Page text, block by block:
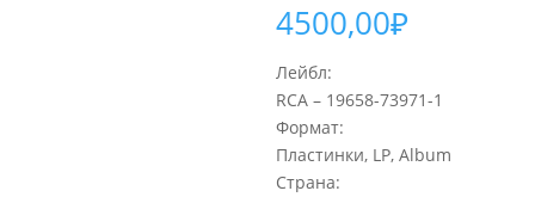
4500,00₽
Лейбл:
RCA – 19658-73971-1
Формат:
Пластинки, LP, Album
Страна: